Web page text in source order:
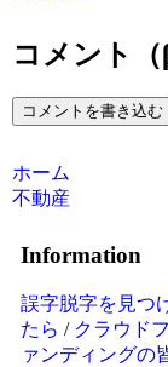
コメント（
コメントを書き込む
ホーム
不動産
Information
誤字脱字を見つ
たら / クラウドフ
ァンディングの